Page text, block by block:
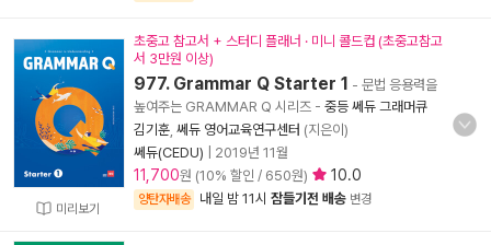
미리보기
초중고 참고서 + 스터디 플래너 · 미니 콜드컵 (초중고참고
서 3만원 이상)
977. Grammar Q Starter 1 - 문법 응용력을
높여주는 GRAMMAR Q 시리즈 - 중등 쎄듀 그래머큐
김기훈 쎄듀 영어교육연구센터 (지은이)
쎄듀(CEDU)
2019년 11월
11,700원 (10% 할인 / 650원) 10.0
양탄자배송 내일 밤 11시 잠들기전 배송 변경